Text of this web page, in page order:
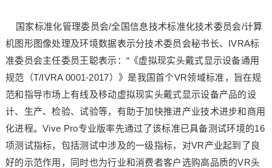
国家标准化管理委员会/全国信息技术标准化技术委员会/计算
机图形图像处理及环境数据表示分技术委员会秘书长、IVRA标
准委员会主任委员王聪表示：“《虚拟现实头戴式显示设备通用
规范（T/IVRA 0001-2017）》是我国首个VR领域标准，旨在规
范和指导市场上有线及移动虚拟现实头戴式显示设备产品的设
计、生产、检验、试验等，有助于加快推进产业技术进步和商用
化进程。Vive Pro专业版率先通过了该标准已具备测试环境的16
项测试指标，包括测试中涉及的一级指标，对VR产业起到了良
好的示范作用，同时也为行业和消费者客户选购高品质的VR头